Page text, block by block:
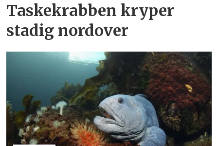
Taskekrabben kryper
stadig nordover